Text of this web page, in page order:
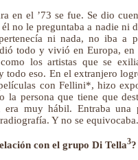
en el ’73 se fue. Se dio
no le preguntaba a nadie ni
ni nada, no iba a
todo y vivió en Europa, en
los artistas que se
todo eso. En el extranjero
con Fellini*, hizo
persona que tiene que
era muy hábil. Entraba una
Y no se equivocaba.
con el grupo Di Tella3?